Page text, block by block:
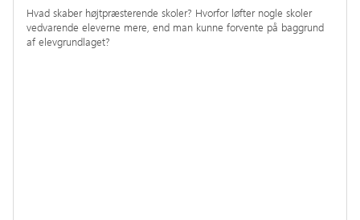
Hvad skaber højtpræsterende skoler? Hvorfor løfter nogle skoler
vedvarende eleverne mere, end man kunne forvente på baggrund
af elevgrundlaget?